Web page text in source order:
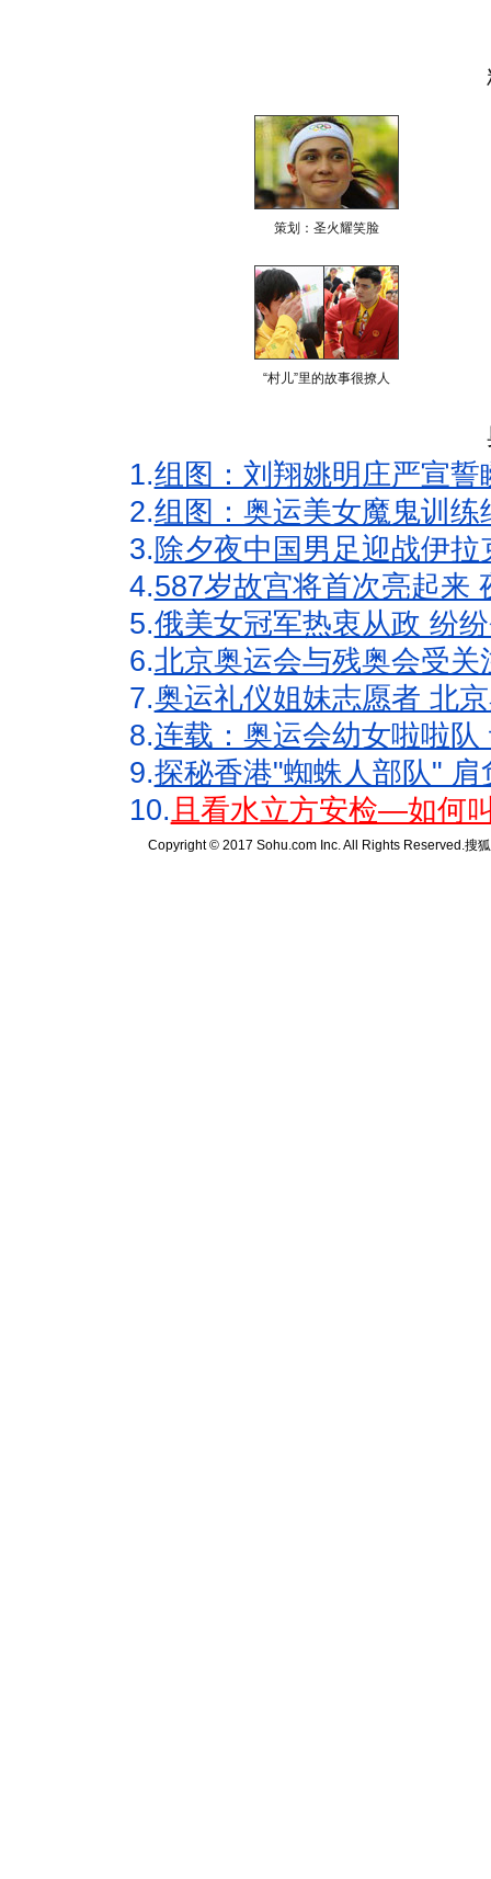
策划：圣火耀笑脸
“村儿”里的故事很撩人
1.组图：刘翔姚明庄严宣
2.组图：奥运美女魔鬼训
3. 除夕夜中国男足迎战伊
4.587岁故宫将首次亮起来
5.俄美女冠军热衷从政 纷
6.北京奥运会与残奥会受
7.奥运礼仪姐妹志愿者 北
8.连载：奥运会幼女啦啦
9.探秘香港"蜘蛛人部队"
10.且看水立方安检—如何
Copyright © 2017 Sohu.com Inc. All Rights Reserved.搜